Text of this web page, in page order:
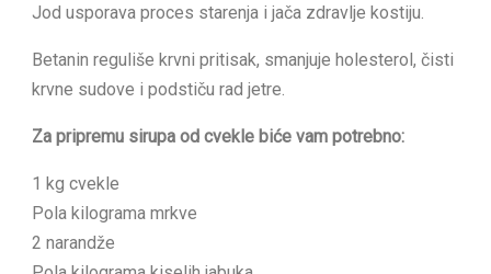
Jod usporava proces starenja i jača zdravlje kostiju.
Betanin reguliše krvni pritisak, smanjuje holesterol, čisti
krvne sudove i podstiču rad jetre.
Za pripremu sirupa od cvekle biće vam potrebno:
1 kg cvekle
Pola kilograma mrkve
2 narandže